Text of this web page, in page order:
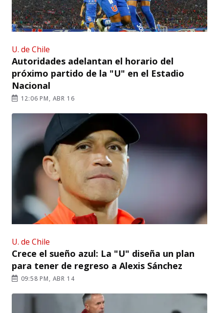
U. de Chile
Autoridades adelantan el horario del
próximo partido de la "U" en el Estadio
Nacional
12:06 PM, ABR 16
U. de Chile
Crece el sueño azul: La "U" diseña un plan
para tener de regreso a Alexis Sánchez
09:58 PM, ABR 14